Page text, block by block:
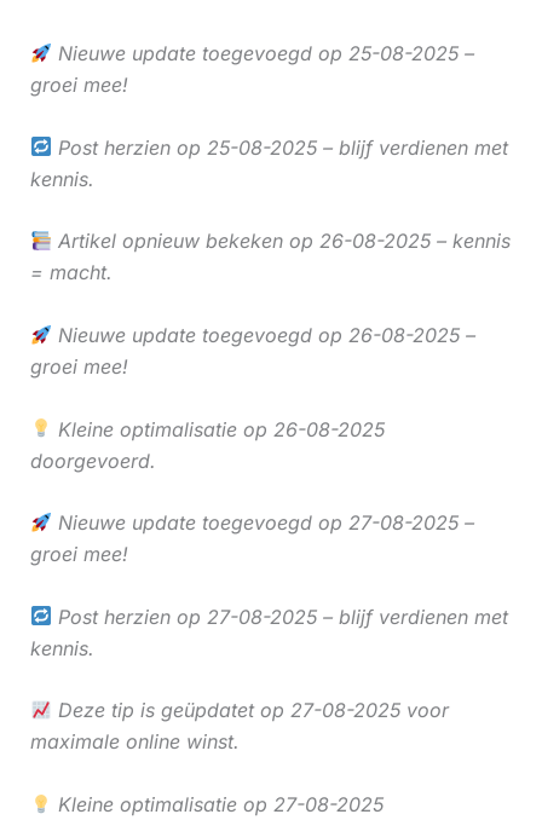
Nieuwe update toegevoegd op 25-08-2025 –
groei mee!
Post herzien op 25-08-2025 – blijf verdienen met
kennis.
Artikel opnieuw bekeken op 26-08-2025 – kennis
= macht.
Nieuwe update toegevoegd op 26-08-2025 –
groei mee!
Kleine optimalisatie op 26-08-2025
doorgevoerd.
Nieuwe update toegevoegd op 27-08-2025 –
groei mee!
Post herzien op 27-08-2025 – blijf verdienen met
kennis.
Deze tip is geüpdatet op 27-08-2025 voor
maximale online winst.
Kleine optimalisatie op 27-08-2025